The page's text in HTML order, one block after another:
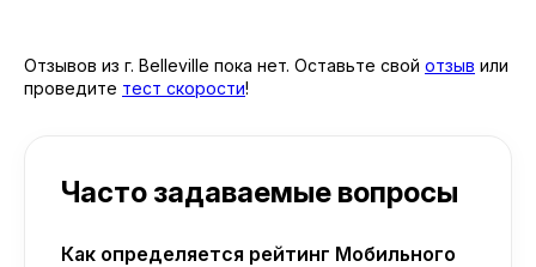
Отзывов из г. Belleville пока нет. Оставьте свой отзыв или
проведите тест скорости!
Часто задаваемые вопросы
Как определяется рейтинг Мобильного